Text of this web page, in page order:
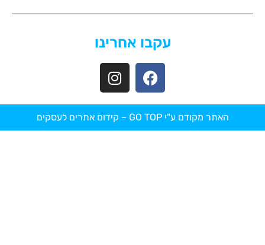
עקבו אחרינו
האתר מקודם ע"י GO TOP – קידום אתרים לעסקים